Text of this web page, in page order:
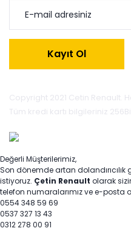
Kayıt Ol
Copyright 2021 Cetin Renault.
Tüm kredi kartı bilgileriniz
Değerli Müşterilerimiz,
Son dönemde artan dolandırıcılık
istiyoruz. Çetin Renault olarak
telefon numaralarımız ve e-posta
0554 348 59 69
0537 327 13 43
0312 278 00 91